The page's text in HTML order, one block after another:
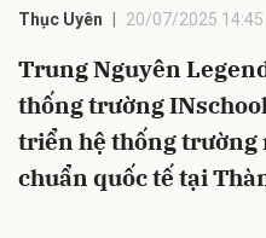
Thục Uyên 20/07/2025 14:45
Trung Nguyên
thống trường
triển hệ thống trường
chuẩn quốc tế tại